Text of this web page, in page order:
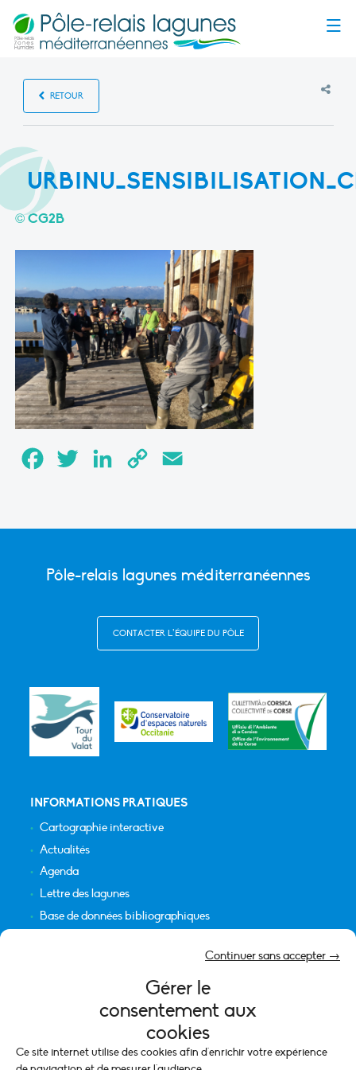
Gérer le
consentement aux
cookies
Ce site internet utilise des cookies afin d'enrichir votre expérience
Continuer sans accepter →
RETOUR
© CG2B
FacebookTwitter LinkedInCopy
Pôle-relais lagunes méditerranéennes
CONTACTER L’ÉQUIPE DU PÔLE
INFORMATIONS PRATIQUES
Cartographie interactive
Actualités
Agenda
Lettre des lagunes
Base de données bibliographiques
Mentions légales
Politique de cookies (UE)